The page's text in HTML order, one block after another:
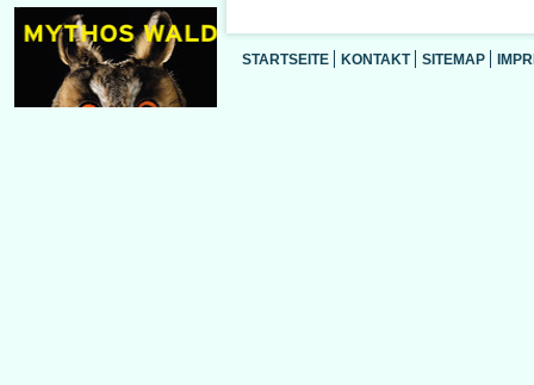
STARTSEITE KONTAKT SITEMAP